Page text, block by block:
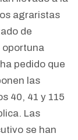
agraristas
de
oportuna
pedido que
las
40, 41 y 115
Las
se han